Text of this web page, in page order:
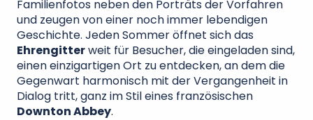
Familienfotos neben den Porträts der Vorfahren
und zeugen von einer noch immer lebendigen
Geschichte. Jeden Sommer öffnet sich das
Ehrengitterweit für Besucher, die eingeladen sind,
einen einzigartigen Ort zu entdecken, an dem die
Gegenwart harmonisch mit der Vergangenheit in
Dialog tritt, ganz im Stil eines französischen
Downton Abbey.